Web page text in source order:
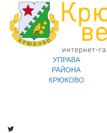
УПРАВА
РАЙОНА
КРЮКОВО